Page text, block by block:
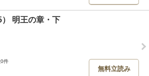
明王の章・下
0件
無料立読み